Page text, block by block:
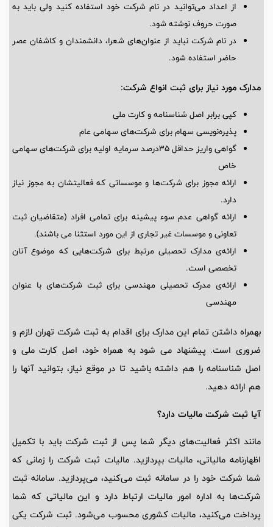
از اعداد می‌توانید در نام شرکت خود استفاده کنید ولی باید به
صورت حروف نوشته شود.
در نام شرکت نباید از عنوان‌های شعرا، دانشمندان و کاشفان عصر
حاضر استفاده شود.
مدارک مورد نیاز برای ثبت انواع شرکت‌:
کپی برابر اصل شناسنامه و کارت ملی
پذیره‌نویسی سهام برای شرکت‌های سهامی عام
گواهی واریز حداقل ۳۵درصد سرمایه اولیه برای شرکت‌های سهامی
خاص
ارائه مجوز برای شرکت‌ها و موسساتی که فعالیتشان به مجوز نیاز
دارد.
ارائه گواهی عدم سوء پیشینه برای تمامی افراد (متقاضیان ثبت
تعاونی و موسسات غیر تجاری از این مورد استثنا می باشند).
ارائه‌ی مدارک تحصیلی مرتبط برای شرکت‌هایی که موضوع آنان
تخصصی است.
ارائه‌ی مدرک تحصیلی مهندسی برای ثبت شرکت‌های با عنوان
مهندسی
بهمراه داشتن تمام این مدارک برای اقدام به ثبت شرکت تهران لازم و
ضروری است. پیشنهاد می شود به همراه خود، اصل کارت ملی و
اصل شناسنامه را هم داشته باشید تا در موقع نیاز، بتوانید آنها را
هم ارائه دهید.
آیا ثبت شرکت مالیات دارد؟
مانند اکثر فعالیت‌های دیگر شما پس از ثبت شرکت باید با تکمیل
اظهارنامه مالیاتی، مالیات بپردازید. مالیات ثبت شرکت را زمانی که
شما شرکت خود را در سامانه ثبت می‌کنید، می‌پردازید. سامانه ثبت
شرکت‌ها به اداره امور مالیات ارتباط دارد و این مالیاتی که شما
پرداخت می‌کنید، مالیات کشوری محسوب می‌شود. ثبت شرکت یکی